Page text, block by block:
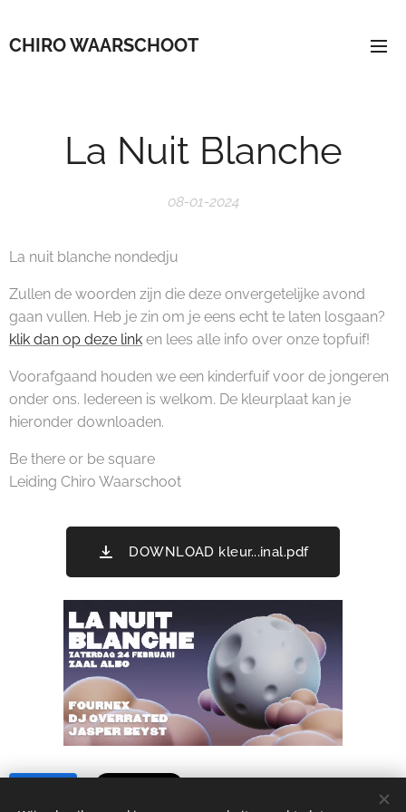
CHIRO WAARSCHOOT
La Nuit Blanche
08-01-2024
La nuit blanche nondedju
Zullen de woorden zijn die deze onvergetelijke avond
gaan vullen. Heb je zin om je eens echt te laten losgaan?
klik dan op deze link en lees alle info over onze topfuif!
Voorafgaand houden we een kinderfuif voor de jongeren
onder ons. Iedereen is welkom. De kleurplaat kan je
hieronder downloaden.
Be there or be square
Leiding Chiro Waarschoot
DOWNLOAD kleur...inal.pdf